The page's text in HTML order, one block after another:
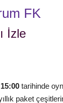
FK
İzle
tarihinde
paket